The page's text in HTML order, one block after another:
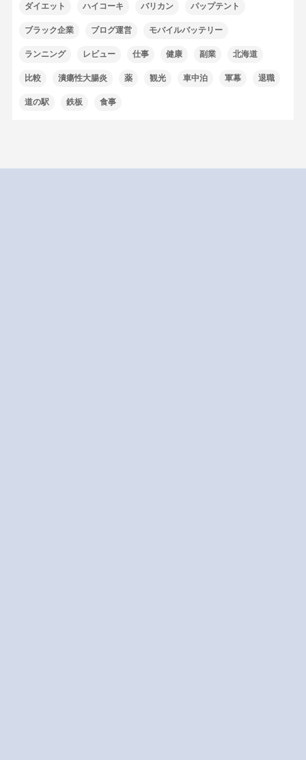
ダイエット ハイコーキ バリカン パップテント
ブラック企業 ブログ運営 モバイルバッテリー
ランニング レビュー 仕事 健康 副業 北海道
比較 潰瘍性大腸炎 薬 観光 車中泊 軍幕 退職
道の駅 鉄板 食事